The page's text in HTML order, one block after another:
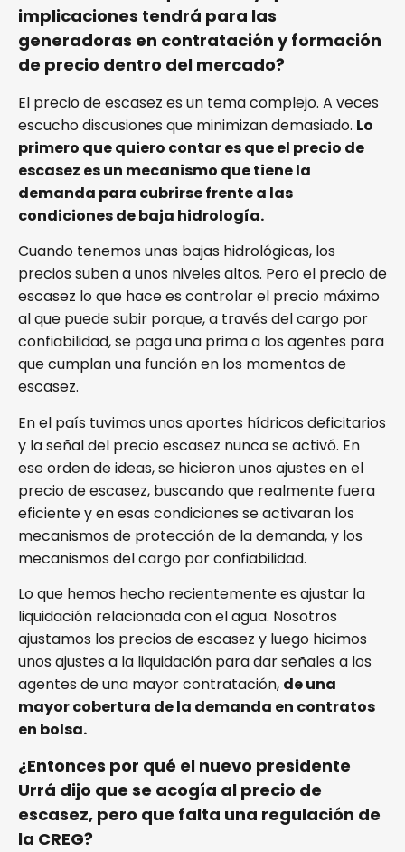
implicaciones tendrá para las
generadoras en contratación y formación
de precio dentro del mercado?
El precio de escasez es un tema complejo. A veces
escucho discusiones que minimizan demasiado. Lo
primero que quiero contar es que el precio de
escasez es un mecanismo que tiene la
demanda para cubrirse frente a las
condiciones de baja hidrología.
Cuando tenemos unas bajas hidrológicas, los
precios suben a unos niveles altos. Pero el precio de
escasez lo que hace es controlar el precio máximo
al que puede subir porque, a través del cargo por
confiabilidad, se paga una prima a los agentes para
que cumplan una función en los momentos de
escasez.
En el país tuvimos unos aportes hídricos deficitarios
y la señal del precio escasez nunca se activó. En
ese orden de ideas, se hicieron unos ajustes en el
precio de escasez, buscando que realmente fuera
eficiente y en esas condiciones se activaran los
mecanismos de protección de la demanda, y los
mecanismos del cargo por confiabilidad.
Lo que hemos hecho recientemente es ajustar la
liquidación relacionada con el agua. Nosotros
ajustamos los precios de escasez y luego hicimos
unos ajustes a la liquidación para dar señales a los
agentes de una mayor contratación, de una
mayor cobertura de la demanda en contratos
en bolsa.
¿Entonces por qué el nuevo presidente
Urrá dijo que se acogía al precio de
escasez, pero que falta una regulación de
la CREG?